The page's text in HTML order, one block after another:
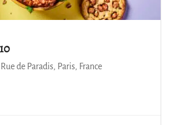
de Paradis, Paris, France